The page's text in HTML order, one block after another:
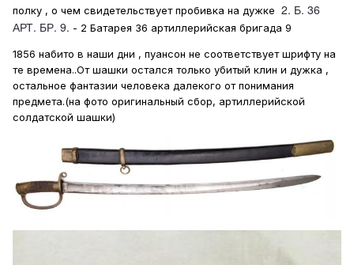
полку , о чем свидетельствует пробивка на дужке 2. Б. 36
АРТ. БР. 9. - 2 Батарея 36 артиллерийская бригада 9
1856 набито в наши дни , пуансон не соответствует шрифту на
те времена..От шашки остался только убитый клин и дужка ,
остальное фантазии человека далекого от понимания
предмета.(на фото оригинальный сбор, артиллерийской
солдатской шашки)